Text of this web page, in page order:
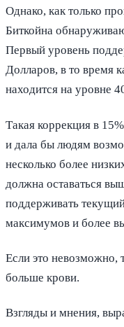
Однако, как только
Биткойна
Первый уровень
Долларов, в то время
находится на уровне
Такая коррекция в
и дала бы людям
несколько более
должна оставаться
поддерживать
максимумов и более
Если это невозможно,
больше крови.
Взгляды и мнения,